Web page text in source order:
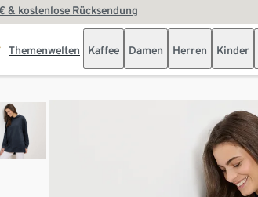
& kostenlose Rücksendung
Themenwelten Kaffee Damen Herren Kinder